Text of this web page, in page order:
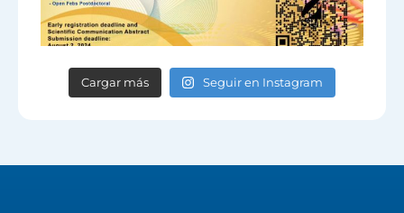
Cargar más Seguir en Instagram